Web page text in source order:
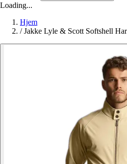
Loading...
Hjem
/ Jakke Lyle & Scott Softshell